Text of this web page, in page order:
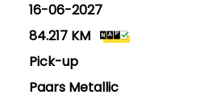
16-06-2027
84.217 KM
Pick-up
Paars Metallic